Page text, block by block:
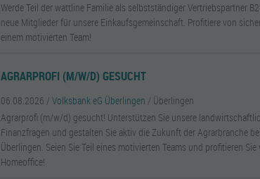
Werde Teil der wattline Familie als selbstständiger Vertriebspartner
neue Mitglieder für unsere Einkaufsgemeinschaft. Profitiere von
einem motivierten Team!
AGRARPROFI (M/W/D) GESUCHT
06.08.2026 /Volksbank eG Überlingen / Überlingen
Agrarprofi (m/w/d) gesucht! Unterstützen Sie unsere
Finanzfragen und gestalten Sie aktiv die Zukunft der Agrarbranche
Überlingen. Seien Sie Teil eines motivierten Teams und profitieren
Homeoffice!